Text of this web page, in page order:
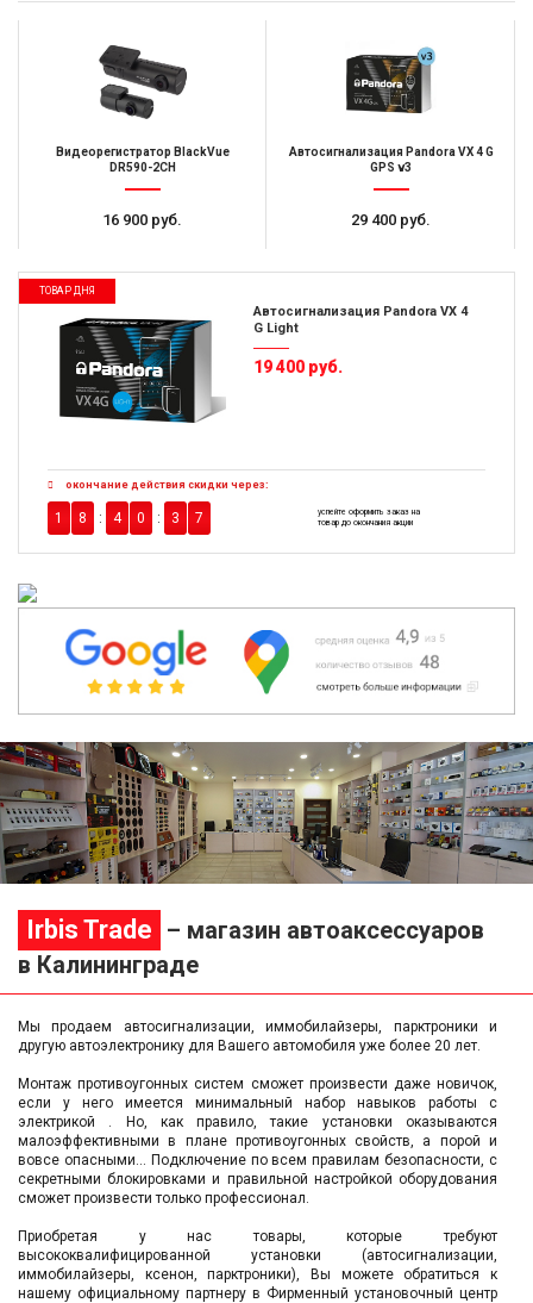
ТОВАР ДНЯ
Автосигнализация Pandora VX 4
G Light
19 400 руб.
окончание действия скидки через:
1 8 4 0 3 6
успейте оформить заказ на
товар до окончания акции
Видеорегистратор BlackVue
DR590-2CH
16 900 руб.
Автосигнализация Pandora VX 4 G
GPS v3
29 400 руб.
Irbis Trade – магазин автоаксессуаров
в Калининграде
Мы продаем автосигнализации, иммобилайзеры, парктроники и
другую автоэлектронику для Вашего автомобиля уже более 20 лет.
Монтаж противоугонных систем сможет произвести даже новичок,
если у него имеется минимальный набор навыков работы с
электрикой . Но, как правило, такие установки оказываются
малоэффективными в плане противоугонных свойств, а порой и
вовсе опасными... Подключение по всем правилам безопасности, с
секретными блокировками и правильной настройкой оборудования
сможет произвести только профессионал.
Приобретая у нас товары, которые требуют
высококвалифицированной установки (автосигнализации,
иммобилайзеры, ксенон, парктроники), Вы можете обратиться к
нашему официальному партнеру в Фирменный установочный центр